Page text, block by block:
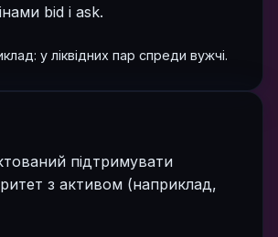
bid і ask.
у ліквідних пар спреди вужчі.
підтримувати
з активом (наприклад,